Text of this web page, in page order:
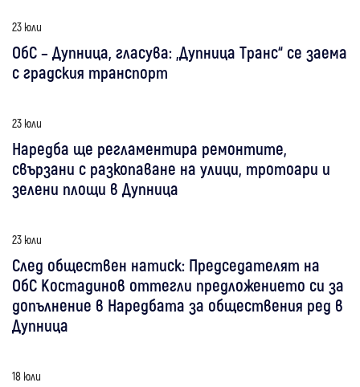
23 юли
ОбС – Дупница, гласува: „Дупница Транс“ се заема
с градския транспорт
23 юли
Наредба ще регламентира ремонтите,
свързани с разкопаване на улици, тротоари и
зелени площи в Дупница
23 юли
След обществен натиск: Председателят на
ОбС Костадинов оттегли предложението си за
допълнение в Наредбата за обществения ред в
Дупница
18 юли